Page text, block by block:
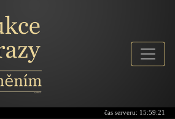
čas serveru: 15:59:21